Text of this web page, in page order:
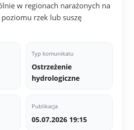
w regionach narażonych na
rzek lub suszę
Typ komunikatu
Ostrzeżenie
hydrologiczne
Publikacja
05.07.2026 19:15